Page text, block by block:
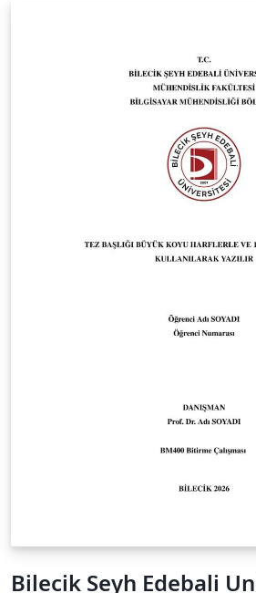
Bilecik Seyh Edebali